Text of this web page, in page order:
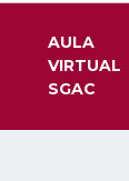
AULA
VIRTUAL
SGAC